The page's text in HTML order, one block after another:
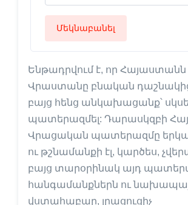
Մեկնաբանել
Ենթադրվում է, որ Հայաստանն
Վրաստանը բնական
բայց հենց անկախացանք՝
պատերազմել: Դարասկզբի
Վրացական պատերազմը
ու թշնամանքի էլ, կարծես,
բայց տարօրինակ այդ
հանգամանքներն ու
վստահաբար, լրացուցիչ